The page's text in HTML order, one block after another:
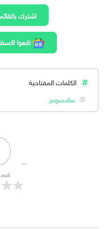
اشترك
تابعوا اكسفار عبر google News
الكلمات المفتاحية
سامسونج
قيم